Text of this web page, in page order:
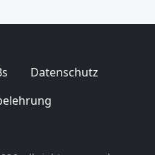
Datenschutz